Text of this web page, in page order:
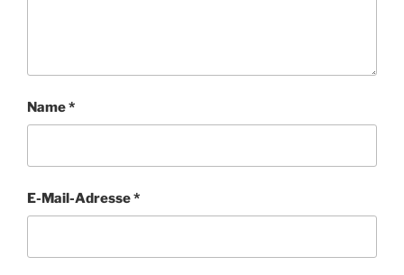
Name*
E-Mail-Adresse*